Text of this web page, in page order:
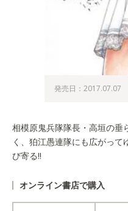
発売日：2017.07.07
相模原鬼兵隊隊長・高垣の垂
く、狛江愚連隊にも広がっ
び寄る!!
オンライン書店で購入